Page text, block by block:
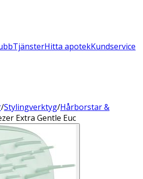
TjänsterHitta apotekKundservice
/Stylingverktyg/Hårborstar &
Extra Gentle Euc